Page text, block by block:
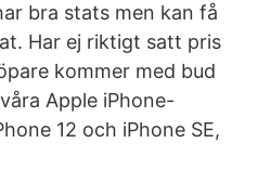
bra stats men kan få
Har ej riktigt satt pris
kommer med bud
Apple iPhone-
12 och iPhone SE,